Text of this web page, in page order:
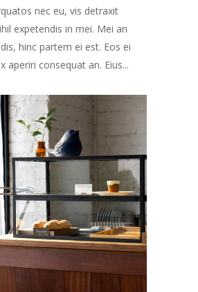
nec eu, vis detraxit
expetendis in mei. Mei an
hinc partem ei est. Eos ei
aperiri consequat an. Eius...